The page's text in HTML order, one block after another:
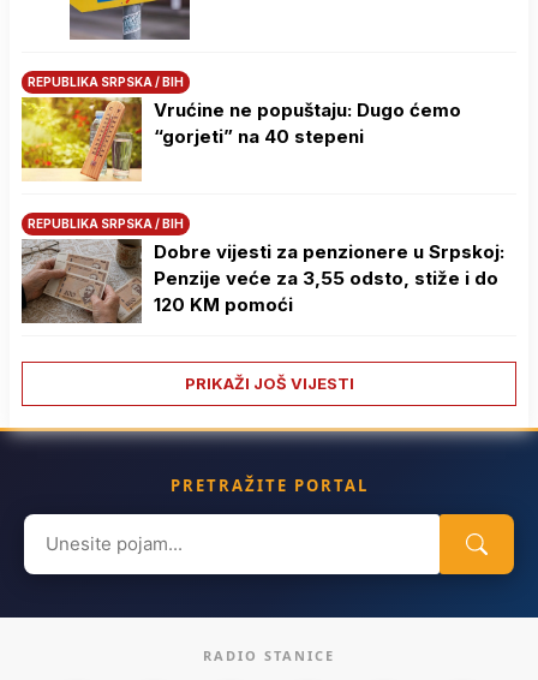
REPUBLIKA SRPSKA / BIH
Vrućine ne popuštaju: Dugo ćemo
“gorjeti” na 40 stepeni
REPUBLIKA SRPSKA / BIH
Dobre vijesti za penzionere u Srpskoj:
Penzije veće za 3,55 odsto, stiže i do
120 KM pomoći
PRIKAŽI JOŠ VIJESTI
PRETRAŽITE PORTAL
Search
for:
RADIO STANICE